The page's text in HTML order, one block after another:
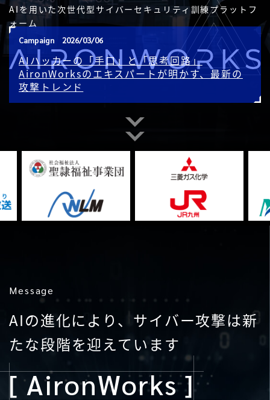
AIを用いた次世代型サイバーセキュリティ訓練プラットフ
ォーム
Campaign 2026/03/06
AIハッカーの「手口」と「思考回路」
AironWorksのエキスパートが明かす、最新の
攻撃トレンド
Message
AIの進化により、サイバー攻撃は新
たな段階を迎えています
[ AironWorks ]